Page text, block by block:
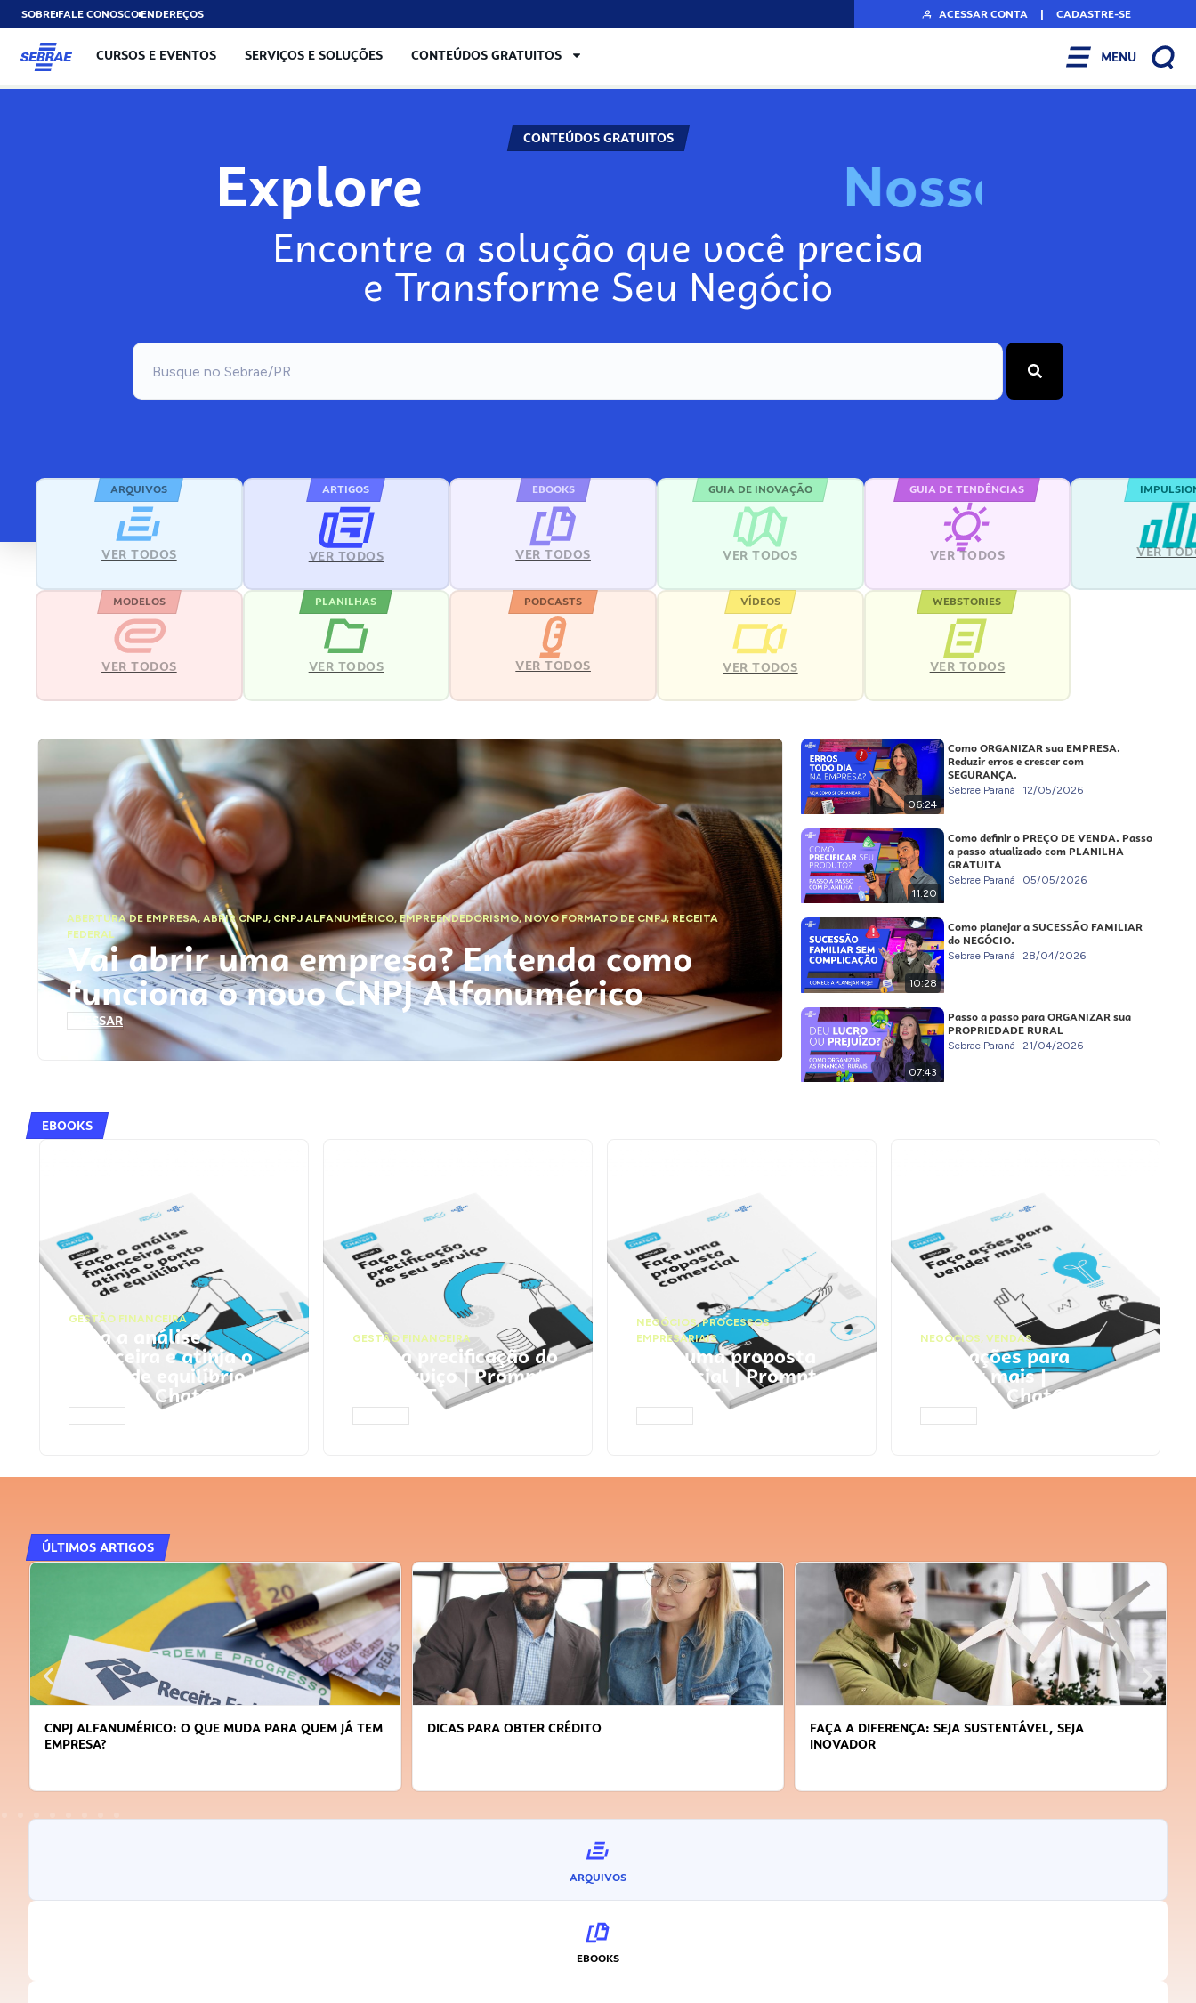
SOBREFALE CONOSCOENDEREÇOS ACESSAR CONTA | CADASTRE-SE
CURSOS E EVENTOS SERVIÇOS E SOLUÇÕES CONTEÚDOS GRATUITOS MENU
CONTEÚDOS GRATUITOS
Explore Nosso
Encontre a solução que você precisa
e Transforme Seu Negócio
ARQUIVOS
VER TODOS
ARTIGOS
VER TODOS
EBOOKS
VER TODOS
GUIA DE INOVAÇÃO
VER TODOS
GUIA DE TENDÊNCIAS
VER TODOS VER
MODELOS
VER TODOS
PLANILHAS
VER TODOS
PODCASTS
VER TODOS
VÍDEOS
VER TODOS
WEBSTORIES
VER TODOS
ABERTURA DE EMPRESA,ABRIR CNPJ, CNPJ ALFANUMÉRICO, EMPREENDEDORISMO,NOVO FORMATO DE CNPJ,RECEITA
FEDERAL
Vai abrir uma empresa? Entenda como
funciona o novo CNPJ Alfanumérico
ACESSAR
06:24
Como ORGANIZAR sua EMPRESA.
Reduzir erros e crescer com
SEGURANÇA.
Sebrae Paraná 12/05/2026
11:20
Como definir o PREÇO DE VENDA. Passo
a passo atualizado com PLANILHA
GRATUITA
Sebrae Paraná 05/05/2026
10:28
Como planejar a SUCESSÃO FAMILIAR
do NEGÓCIO.
Sebrae Paraná 28/04/2026
07:43
Passo a passo para ORGANIZAR sua
PROPRIEDADE RURAL
Sebrae Paraná 21/04/2026
EBOOKS
GESTÃO FINANCEIRA
Faça a análise
financeira e atinja o
ponto de equilíbrio |
Prompts ChatGPT
GESTÃO FINANCEIRA
Faça a precificação do
seu serviço | Prompts
ChatGPT
NEGÓCIOS,PROCESSOS
EMPRESARIAIS
Faça uma proposta
comercial | Prompts
ChatGPT
NEGÓCIOS, VENDAS
Faça ações para
vender mais |
Prompts ChatGPT
ÚLTIMOS ARTIGOS
CNPJ ALFANUMÉRICO: O QUE MUDA PARA QUEM JÁ TEM
EMPRESA?
DICAS PARA OBTER CRÉDITO
FAÇA A DIFERENÇA: SEJA SUSTENTÁVEL, SEJA
INOVADOR
ARQUIVOS
EBOOKS